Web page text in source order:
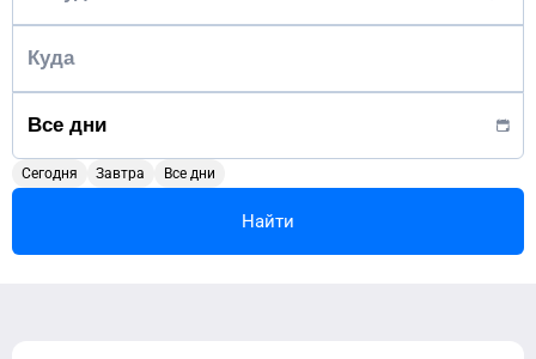
Сегодня Завтра Все дни
Найти